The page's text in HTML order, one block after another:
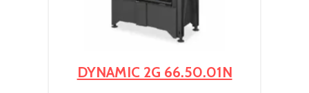
DYNAMIC 2G 66.50.01N